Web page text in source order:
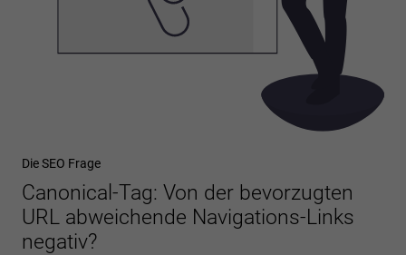
Die SEO Frage
Canonical-Tag: Von der bevorzugten
URL abweichende Navigations-Links
negativ?